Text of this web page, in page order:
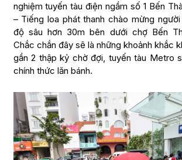
nghiệm tuyến tàu điện ngầm số 1 Bến
– Tiếng loa phát thanh chào mừng
độ sâu hơn 30m bên dưới chợ Bến
Chắc chắn đây sẽ là những khoảnh khắc
gần 2 thập kỷ chờ đợi, tuyến tàu Metro
chính thức lăn bánh.